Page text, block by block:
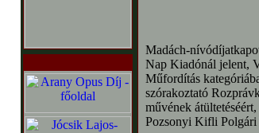
Madách-
Nap Kiadónál jelent,
Műfordítás
szórakoztató
művének
Pozsonyi Kifli Polgári